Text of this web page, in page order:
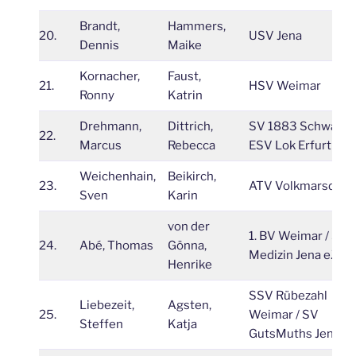
20.
Brandt,
Dennis
Hammers,
Maike
USV Jena
21.
Kornacher,
Ronny
Faust,
Katrin
HSV Weimar
22.
Drehmann,
Marcus
Dittrich,
Rebecca
SV 1883 Schwarza
ESV Lok Erfurt
23.
Weichenhain,
Sven
Beikirch,
Karin
ATV Volkmarsdorf
24. Abé, Thomas
von der
Gönna,
Henrike
1. BV Weimar / SG
Medizin Jena e.V.
25.
Liebezeit,
Steffen
Agsten,
Katja
SSV Rübezahl
Weimar / SV
GutsMuths Jena